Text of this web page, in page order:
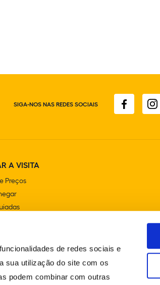
de redes sociais e
sua utilização do site com os
podem combinar com outras
SIGA-NOS NAS REDES SOCIAIS
A VISITA
Preços